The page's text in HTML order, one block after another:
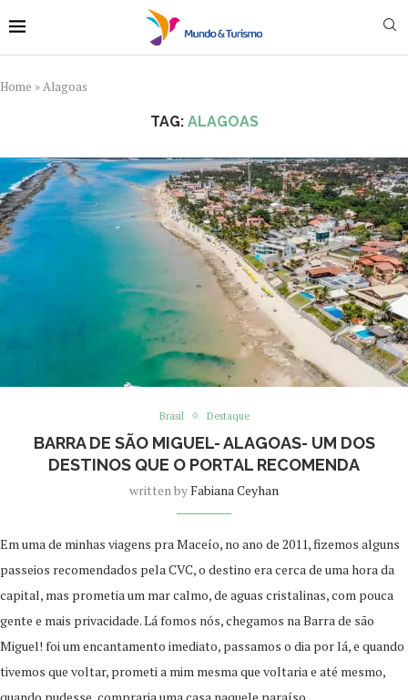
Home »Alagoas
TAG: ALAGOAS
Brasil Destaque
BARRA DE SÃO MIGUEL- ALAGOAS- UM DOS
DESTINOS QUE O PORTAL RECOMENDA
written byFabiana Ceyhan
Em uma de minhas viagens pra Maceío, no ano de 2011, fizemos alguns
passeios recomendados pela CVC, o destino era cerca de uma hora da
capital, mas prometia um mar calmo, de aguas cristalinas, com pouca
gente e mais privacidade. Lá fomos nós, chegamos na Barra de são
Miguel! foi um encantamento imediato, passamos o dia por lá, e quando
tivemos que voltar, prometi a mim mesma que voltaria e até mesmo,